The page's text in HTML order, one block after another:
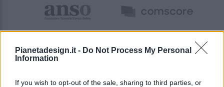
Pianetadesign.it - Do Not Process My Personal
Information
If you wish to opt-out of the sale, sharing to third parties, or